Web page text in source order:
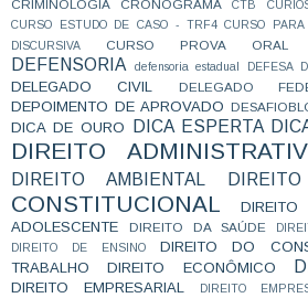
CRIMINOLOGIA CRONOGRAMA CTB
CURSO ESTUDO DE CASO - TRF4 CURSO
DISCURSIVA
CURSO PROVA ORAL
DEFENSORIA
defensoria estadual DEFESA
DELEGADO CIVIL
DELEGADO
DEPOIMENTO DE APROVADO
DICA DE OURO DICA ESPERTA
DIREITO
DIREITO AMBIENTAL
CONSTITUCIONAL
ADOLESCENTE
DIREITO DA SAÚDE
DIREITO DE ENSINO
DIREITO DO
TRABALHO
DIREITO ECONÔMICO
DIREITO EMPRESARIAL DIREITO